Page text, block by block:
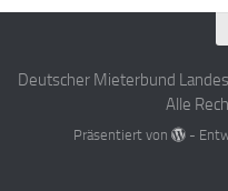
Deutscher Mieterbund
Alle
Präsentiert von -